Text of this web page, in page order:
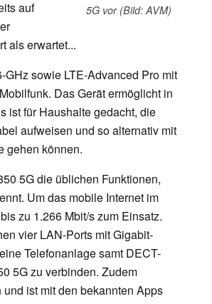
5G vor (Bild: AVM)
auf
als erwartet...
sowie LTE-Advanced Pro mit
Das Gerät ermöglicht in
ist für Haushalte gedacht, die
aufweisen und so alternativ mit
gehen können.
5G die üblichen Funktionen,
Um das mobile Internet im
zu 1.266 Mbit/s zum Einsatz.
vier LAN-Ports mit Gigabit-
Telefonanlage samt DECT-
5G zu verbinden. Zudem
ist mit den bekannten Apps